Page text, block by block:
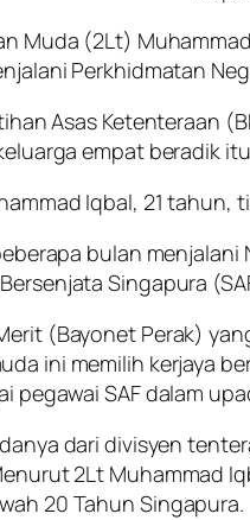
Muda (2Lt)
Perkhidmatan
Asas Ketenteraan
empat beradik
Iqbal, 21
bulan
Singapura
(Bayonet Perak)
ini memilih kerjaya
pegawai SAF dalam
dari divisyen
2Lt Muhammad
20 Tahun Singapura.